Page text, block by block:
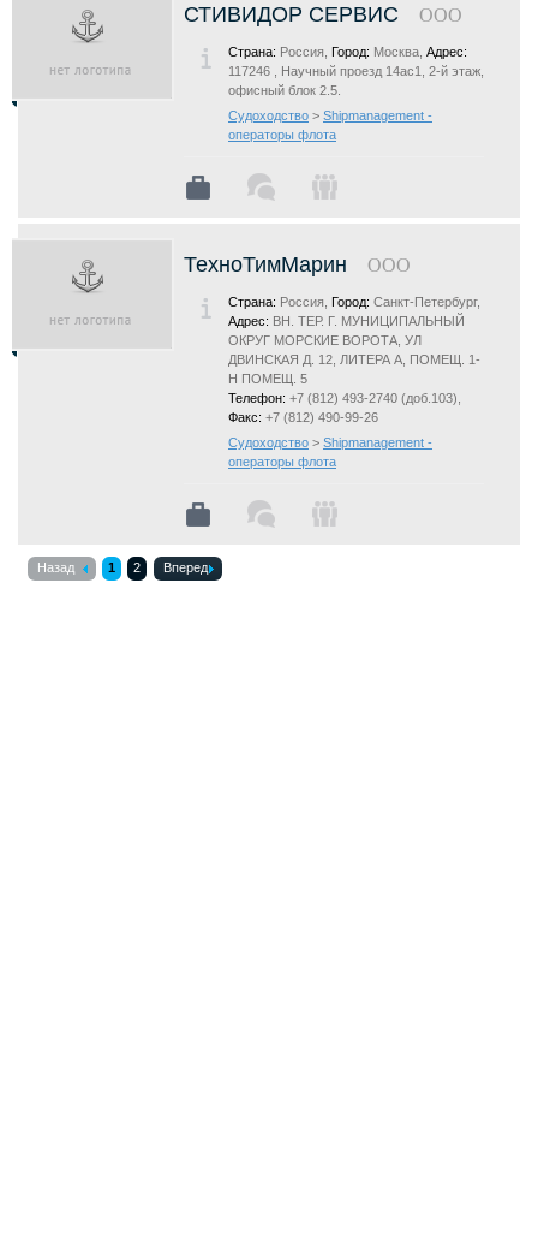
СТИВИДОР СЕРВИС ООО
Страна: Россия, Город: Москва, Адрес:
117246 , Научный проезд 14ас1, 2-й этаж,
офисный блок 2.5.
Судоходство > Shipmanagement -
операторы флота
ТехноТимМарин ООО
Страна: Россия, Город: Санкт-Петербург,
Адрес: ВН. ТЕР. Г. МУНИЦИПАЛЬНЫЙ
ОКРУГ МОРСКИЕ ВОРОТА, УЛ
ДВИНСКАЯ Д. 12, ЛИТЕРА А, ПОМЕЩ. 1-
Н ПОМЕЩ. 5
Телефон: +7 (812) 493-2740 (доб.103),
Факс: +7 (812) 490-99-26
Судоходство > Shipmanagement -
операторы флота
Назад 1 2 Вперед